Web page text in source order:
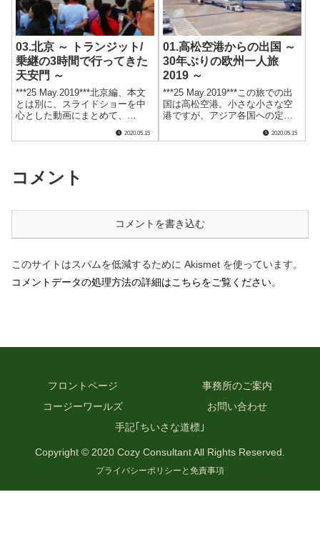
03.北京 ～ トランジット/
乗継の3時間で行ってきた
天安門 ～
***25 May.2019***北京編、本文
とは別に、スライドショーを中
心とした動画にまとめて、
ページの本文とほとんど内容は
うに、二つを見比べるの.....
2020.05.15
01.高松空港からの出国 ～
30年ぶりの欧州一人旅
2019 ～
***25 May.2019***この旅での出
国は高松空港。小さな小さな空
港ですが、アジア各国への定期
ちんと免税店がありました。驚
2020.05.15
コメント
コメントを書き込む
このサイトはスパムを低減するために Akismet を使っています。
コメントデータの処理方法の詳細はこちらをご覧ください。
フロントページ
事務所のご案内
コージーワールズ
お問い合わせ
手記｢ちいさな道標｣
Copyright © 2020 Cozy Consultant All Rights Reserved.
プライバシーポリシーと免責事項